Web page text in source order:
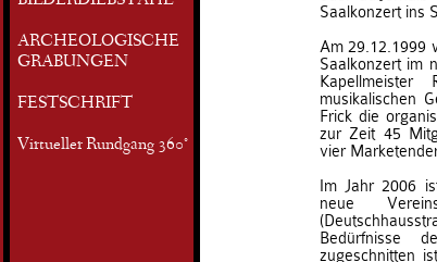
ARCHEOLOGISCHE
GRABUNGEN
FESTSCHRIFT
Virtueller Rundgang 360°
Saalkonzert ins
Am 29.12.1999
Saalkonzert im
musikalischen
Frick die
zur Zeit 45
vier
Im Jahr 2006
neue
Bedürfnisse
zugeschnitten